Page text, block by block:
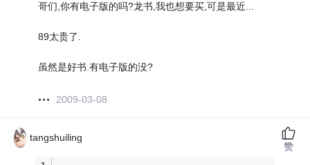
哥们,你有电子版的吗?龙书,我也想要买,可是最近...
89太贵了.
虽然是好书.有电子版的没?
2009-03-08
tangshuiling
赞